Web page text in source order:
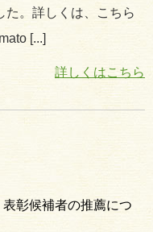
た。詳しくは、こちら
[...]
詳しくはこちら
彰候補者の推薦につ